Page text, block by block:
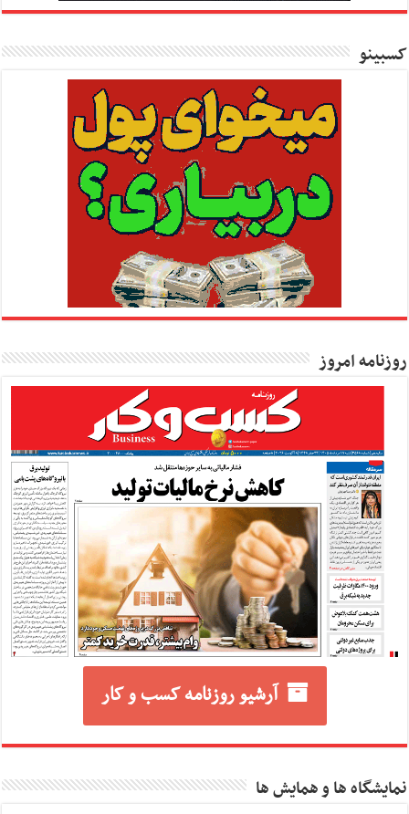
کسبینو
روزنامه امروز
آرشیو روزنامه کسب و کار
نمایشگاه ها و همایش ها